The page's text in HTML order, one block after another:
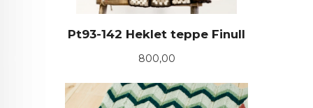
Pt93-142 Heklet teppe Finull
Pris
800,00